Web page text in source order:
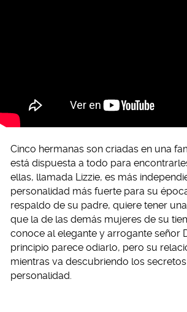
Cinco hermanas son criadas en una
está dispuesta a todo para
ellas, llamada Lizzie, es más
personalidad más fuerte para su
respaldo de su padre, quiere tener
que la de las demás mujeres de su
conoce al elegante y arrogante señor
principio parece odiarlo, pero su
mientras va descubriendo los
personalidad.